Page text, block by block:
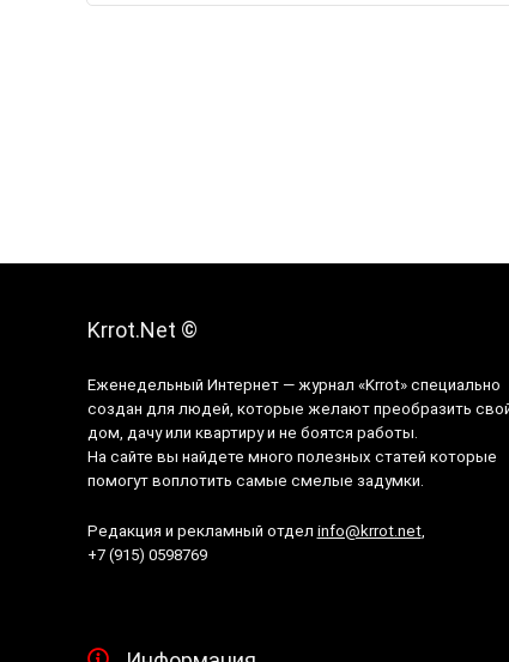
Krrot.Net ©
Еженедельный Интернет — журнал «Krrot» специально
создан для людей, которые желают преобразить
дом, дачу или квартиру и не боятся работы.
На сайте вы найдете много полезных статей которые
помогут воплотить самые смелые задумки.
Редакция и рекламный отдел info@krrot.net,
+7 (915) 0598769